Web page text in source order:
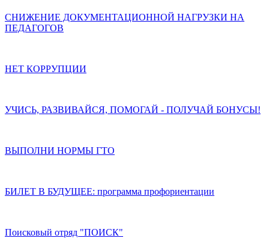
СНИЖЕНИЕ ДОКУМЕНТАЦИОННОЙ НАГРУЗКИ НА
ПЕДАГОГОВ
НЕТ КОРРУПЦИИ
УЧИСЬ, РАЗВИВАЙСЯ, ПОМОГАЙ - ПОЛУЧАЙ БОНУСЫ!
ВЫПОЛНИ НОРМЫ ГТО
БИЛЕТ В БУДУЩЕЕ: программа профориентации
Поисковый отряд "ПОИСК"